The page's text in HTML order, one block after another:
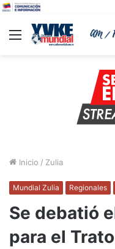
Menu
Inicio / Zulia
Mundial Zulia Regionales
Se debatió
para el